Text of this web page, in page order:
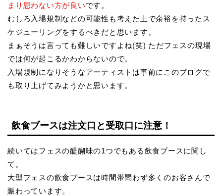
まり思わない方が良いです。
むしろ入場規制などの可能性も考えた上で余裕を持ったス
ケジューリングをするべきだと思います。
まぁそうは言っても難しいですよね(笑) ただフェスの現場
では何が起こるかわからないので。
入場規制になりそうなアーティストは事前にこのブログで
も取り上げてみようかと思います。
飲食ブースは注文口と受取口に注意！
続いてはフェスの醍醐味の1つでもある飲食ブースに関し
て。
大型フェスの飲食ブースは時間帯問わず多くのお客さんで
賑わっています。